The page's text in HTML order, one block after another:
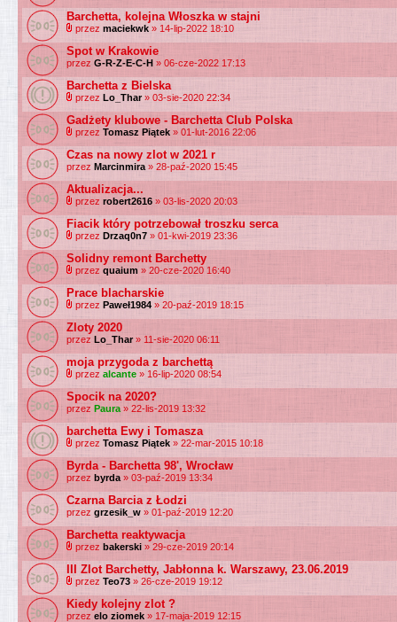
Barchetta, kolejna Włoszka w stajni
przez maciekwk » 14-lip-2022 18:10
Spot w Krakowie
przez G-R-Z-E-C-H » 06-cze-2022 17:13
Barchetta z Bielska
przez Lo_Thar» 03-sie-2020 22:34
Gadżety klubowe - Barchetta Club Polska
przez Tomasz Piątek » 01-lut-2016 22:06
Czas na nowy zlot w 2021 r
przez Marcinmira » 28-paź-2020 15:45
Aktualizacja...
przez robert2616 » 03-lis-2020 20:03
Fiacik który potrzebował troszku serca
przez Drzaq0n7 » 01-kwi-2019 23:36
Solidny remont Barchetty
przez quaium » 20-cze-2020 16:40
Prace blacharskie
przez Paweł1984 » 20-paź-2019 18:15
Zloty 2020
przez Lo_Thar» 11-sie-2020 06:11
moja przygoda z barchettą
przez alcante » 16-lip-2020 08:54
Spocik na 2020?
przez Paura » 22-lis-2019 13:32
barchetta Ewy i Tomasza
przez Tomasz Piątek » 22-mar-2015 10:18
Byrda - Barchetta 98', Wrocław
przez byrda » 03-paź-2019 13:34
Czarna Barcia z Łodzi
przez grzesik_w » 01-paź-2019 12:20
Barchetta reaktywacja
przez bakerski » 29-cze-2019 20:14
III Zlot Barchetty, Jabłonna k. Warszawy, 23.06.2019
przez Teo73 » 26-cze-2019 19:12
Kiedy kolejny zlot ?
przez elo ziomek » 17-maja-2019 12:15